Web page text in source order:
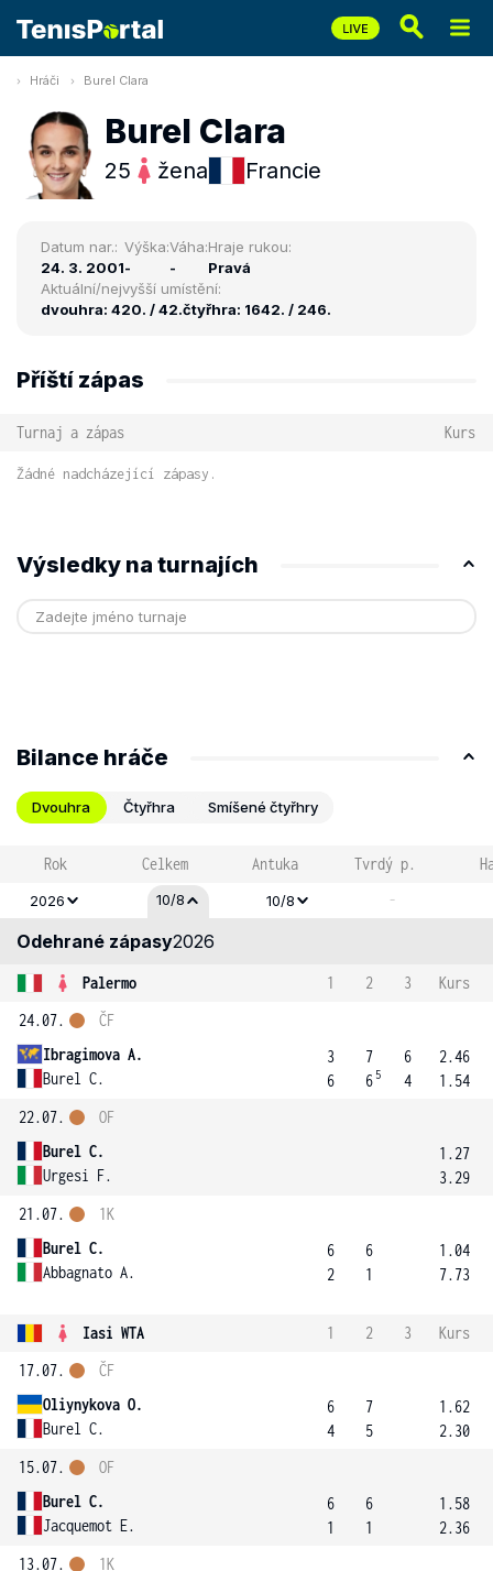
Hráči Burel Clara
Burel Clara
25 žena Francie
Datum nar.:
24. 3. 2001
Výška:
-
Váha:
-
Hraje rukou:
Pravá
Aktuální/nejvyšší umístění:
dvouhra: 420. / 42.čtyřhra: 1642. / 246.
Příští zápas
Turnaj a zápas Kurs
Žádné nadcházející zápasy.
Výsledky na turnajích
Bilance hráče
Dvouhra Čtyřhra Smíšené čtyřhry
Rok Celkem Antuka Tvrdý p.
2026 10/8 10/8 -
Odehrané zápasy2026
Palermo 1 2 3
Kurs
24.07.
Ibragimova A.
Burel C.
ČF
3
6
7
6 5
6
4
2.46
1.54
22.07.
Burel C.
Urgesi F.
OF
1.27
3.29
21.07.
Burel C.
Abbagnato A.
1K
6
2
6
1
1.04
7.73
Iasi WTA 1 2 3
Kurs
17.07.
Oliynykova O.
Burel C.
ČF
6
4
7
5
1.62
2.30
15.07.
Burel C.
Jacquemot E.
OF
6
1
6
1
1.58
2.36
13.07.
1K